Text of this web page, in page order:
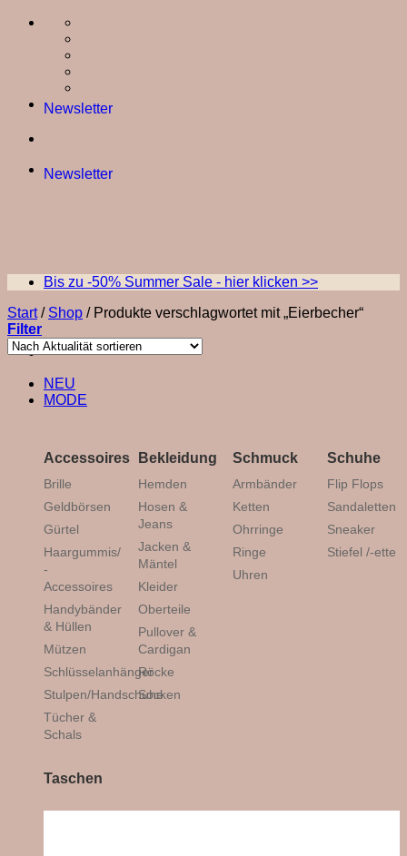
Skip
Newsletter
Newsletter
NEU
MODE
Accessoires
Brille
Geldbörsen
Gürtel
Haargummis/
-
Accessoires
Handybänder
& Hüllen
Mützen
Schlüsselanhänger
Stulpen/Handschuhe
Tücher &
Schals
Bekleidung
Hemden
Hosen &
Jeans
Jacken &
Mäntel
Kleider
Oberteile
Pullover &
Cardigan
Röcke
Socken
Schmuck
Armbänder
Ketten
Ohrringe
Ringe
Uhren
Schuhe
Flip Flops
Sandaletten
Sneaker
Stiefel /-ette
Taschen
Bis zu -50% Summer Sale - hier klicken >>
Start / Shop /Produkte verschlagwortet mit „Eierbecher“
Filter